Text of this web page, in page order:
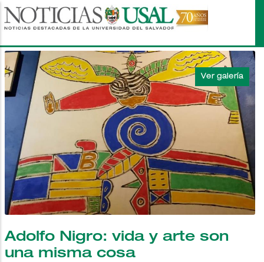
Pasar
al
principal
Adolfo Nigro: vida y arte son
una misma cosa